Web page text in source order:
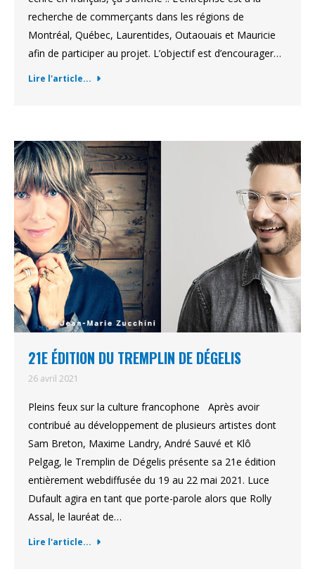
recherche de commerçants dans les régions de
Montréal, Québec, Laurentides, Outaouais et Mauricie
afin de participer au projet. L’objectif est d’encourager…
Lire l'article...
21E ÉDITION DU TREMPLIN DE DÉGELIS
26 avril 2021
Pleins feux sur la culture francophone Après avoir
contribué au développement de plusieurs artistes dont
Sam Breton, Maxime Landry, André Sauvé et Klô
Pelgag, le Tremplin de Dégelis présente sa 21e édition
entièrement webdiffusée du 19 au 22 mai 2021. Luce
Dufault agira en tant que porte-parole alors que Rolly
Assal, le lauréat de…
Lire l'article...